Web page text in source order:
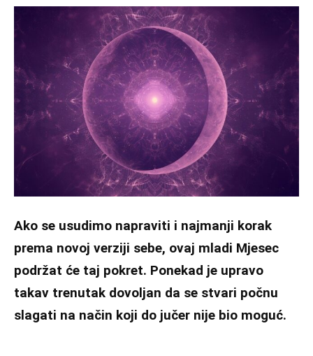
Ako se usudimo napraviti i najmanji korak
prema novoj verziji sebe, ovaj mladi Mjesec
podržat će taj pokret. Ponekad je upravo
takav trenutak dovoljan da se stvari počnu
slagati na način koji do jučer nije bio moguć.